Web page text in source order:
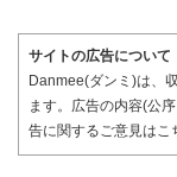
サイトの広告について
Danmee(ダンミ)は、
ます。広告の内容(公
告に関するご意見はこ